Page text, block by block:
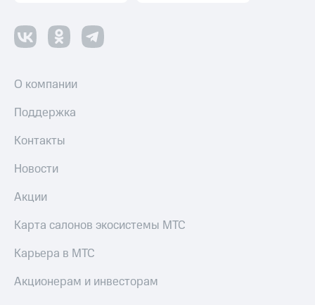
О компании
Поддержка
Контакты
Новости
Акции
Карта салонов экосистемы МТС
Карьера в МТС
Акционерам и инвесторам